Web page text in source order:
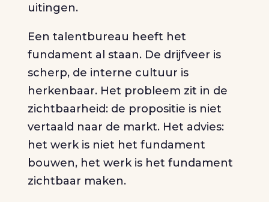
uitingen.
Een talentbureau heeft het
fundament al staan. De drijfveer is
scherp, de interne cultuur is
herkenbaar. Het probleem zit in de
zichtbaarheid: de propositie is niet
vertaald naar de markt. Het advies:
het werk is niet het fundament
bouwen, het werk is het fundament
zichtbaar maken.